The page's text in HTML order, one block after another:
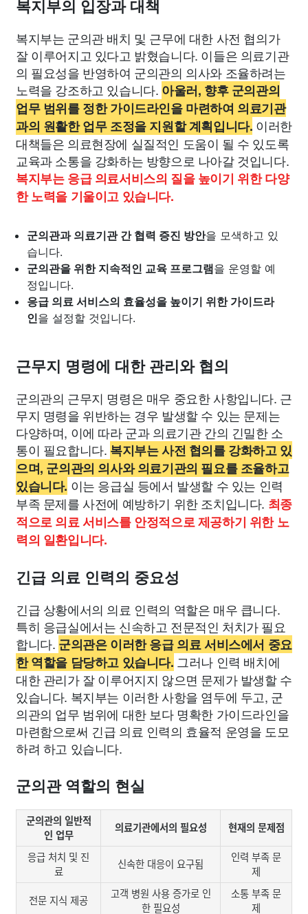
복지부의 입장과 대책
복지부는 군의관 배치 및 근무에 대한 사전 협의가
잘 이루어지고 있다고 밝혔습니다. 이들은 의료기관
의 필요성을 반영하여 군의관의 의사와 조율하려는
노력을 강조하고 있습니다. 아울러, 향후 군의관의
업무 범위를 정한 가이드라인을 마련하여 의료기관
과의 원활한 업무 조정을 지원할 계획입니다. 이러한
대책들은 의료현장에 실질적인 도움이 될 수 있도록
교육과 소통을 강화하는 방향으로 나아갈 것입니다.
복지부는 응급 의료서비스의 질을 높이기 위한 다양
한 노력을 기울이고 있습니다.
군의관과 의료기관 간 협력 증진 방안을 모색하고 있
습니다.
군의관을 위한 지속적인 교육 프로그램을 운영할 예
정입니다.
응급 의료 서비스의 효율성을 높이기 위한 가이드라
인을 설정할 것입니다.
근무지 명령에 대한 관리와 협의
군의관의 근무지 명령은 매우 중요한 사항입니다. 근
무지 명령을 위반하는 경우 발생할 수 있는 문제는
다양하며, 이에 따라 군과 의료기관 간의 긴밀한 소
통이 필요합니다. 복지부는 사전 협의를 강화하고 있
으며, 군의관의 의사와 의료기관의 필요를 조율하고
있습니다. 이는 응급실 등에서 발생할 수 있는 인력
부족 문제를 사전에 예방하기 위한 조치입니다. 최종
적으로 의료 서비스를 안정적으로 제공하기 위한 노
력의 일환입니다.
긴급 의료 인력의 중요성
긴급 상황에서의 의료 인력의 역할은 매우 큽니다.
특히 응급실에서는 신속하고 전문적인 처치가 필요
합니다. 군의관은 이러한 응급 의료 서비스에서 중요
한 역할을 담당하고 있습니다. 그러나 인력 배치에
대한 관리가 잘 이루어지지 않으면 문제가 발생할 수
있습니다. 복지부는 이러한 사항을 염두에 두고, 군
의관의 업무 범위에 대한 보다 명확한 가이드라인을
마련함으로써 긴급 의료 인력의 효율적 운영을 도모
하려 하고 있습니다.
군의관 역할의 현실
군의관의 일반적
인 업무
의료기관에서의 필요성 현재의 문제점
응급 처치 및 진
료
신속한 대응이 요구됨
인력 부족 문
제
전문 지식 제공
고객 병원 사용 증가로 인
한 필요성
소통 부족 문
제